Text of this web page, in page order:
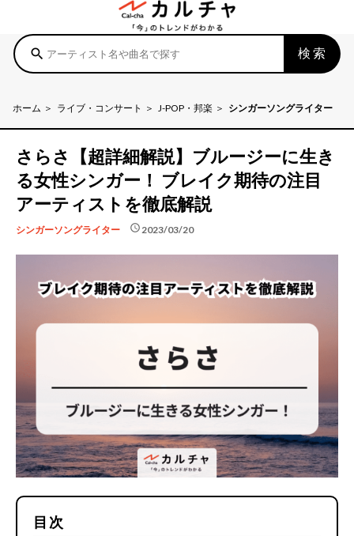
search 検索
ホーム ライブ・コンサート J-POP・邦楽 シンガーソングライター
さらさ【超詳細解説】ブルージーに生き
る女性シンガー！ ブレイク期待の注目
アーティストを徹底解説
シンガーソングライター schedule 2023/03/20
目次